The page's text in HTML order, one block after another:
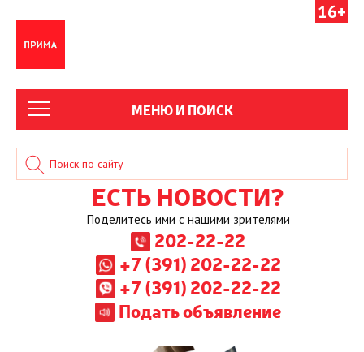
16+
МЕНЮ И ПОИСК
ЕСТЬ НОВОСТИ?
Поделитесь ими с нашими зрителями
202-22-22
+7 (391) 202-22-22
+7 (391) 202-22-22
Подать объявление